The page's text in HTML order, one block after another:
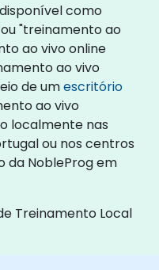
como
"treinamento ao
ao vivo online
ao vivo
de umescritório
ao vivo
localmente nas
ou nos centros
NobleProg em
Treinamento Local